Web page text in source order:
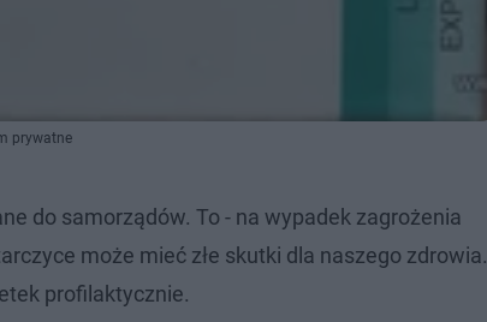
prywatne
do samorządów. To - na wypadek zagrożenia
może mieć złe skutki dla naszego zdrowia.
profilaktycznie.